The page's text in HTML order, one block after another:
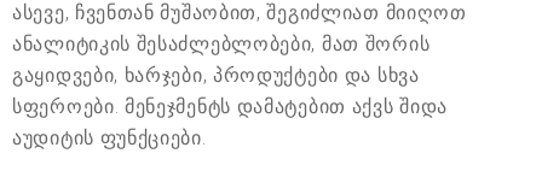
ასევე, ჩვენთან მუშაობით, შეგიძლიათ მიიღოთ
ანალიტიკის შესაძლებლობები, მათ შორის
გაყიდვები, ხარჯები, პროდუქტები და სხვა
სფეროები. მენეჯმენტს დამატებით აქვს შიდა
აუდიტის ფუნქციები.